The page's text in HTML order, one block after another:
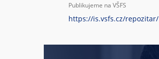
Publikujeme na VŠFS
https://is.vsfs.cz/repozitar/